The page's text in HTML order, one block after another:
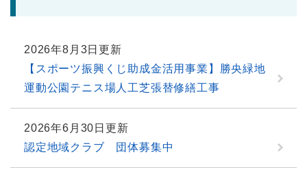
2026年8月3日更新
【スポーツ振興くじ助成金活用事業】勝央緑地
運動公園テニス場人工芝張替修繕工事
2026年6月30日更新
認定地域クラブ 団体募集中